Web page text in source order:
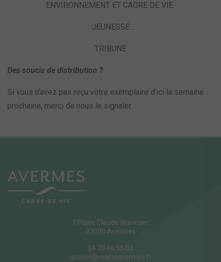
ENVIRONNEMENT ET CADRE DE VIE
JEUNESSE
TRIBUNE
Des soucis de distribution ?
Si vous n'avez pas reçu votre exemplaire d'ici la semaine
prochaine, merci de nous le signaler.
1 Place Claude Wormser
03000 Avermes
04 70 46 55 03
accueil@mairieavermes.fr